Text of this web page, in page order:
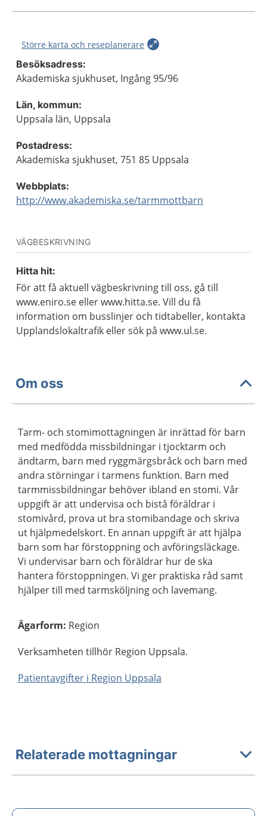
Större karta och reseplanerare
Besöksadress:
Akademiska sjukhuset, Ingång 95/96
Län, kommun:
Uppsala län, Uppsala
Postadress:
Akademiska sjukhuset, 751 85 Uppsala
Webbplats:
http://www.akademiska.se/tarmmottbarn
VÄGBESKRIVNING
Hitta hit:
För att få aktuell vägbeskrivning till oss, gå till
www.eniro.se eller www.hitta.se. Vill du få
information om busslinjer och tidtabeller, kontakta
Upplandslokaltrafik eller sök på www.ul.se.
Om oss
Tarm- och stomimottagningen är inrättad för barn
med medfödda missbildningar i tjocktarm och
ändtarm, barn med ryggmärgsbråck och barn med
andra störningar i tarmens funktion. Barn med
tarmmissbildningar behöver ibland en stomi. Vår
uppgift är att undervisa och bistå föräldrar i
stomivård, prova ut bra stomibandage och skriva
ut hjälpmedelskort. En annan uppgift är att hjälpa
barn som har förstoppning och avföringsläckage.
Vi undervisar barn och föräldrar hur de ska
hantera förstoppningen. Vi ger praktiska råd samt
hjälper till med tarmsköljning och lavemang.
Ägarform: Region
Verksamheten tillhör Region Uppsala.
Patientavgifter i Region Uppsala
Relaterade mottagningar